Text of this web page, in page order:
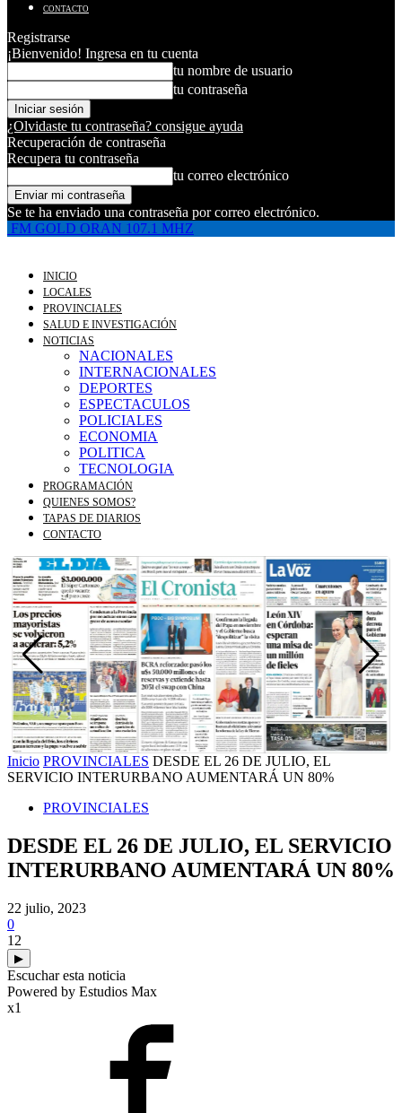
CONTACTO
Registrarse
¡Bienvenido! Ingresa en tu cuenta
tu nombre de usuario
tu contraseña
¿Olvidaste tu contraseña? consigue ayuda
Recuperación de contraseña
Recupera tu contraseña
tu correo electrónico
Se te ha enviado una contraseña por correo electrónico.
FM GOLD ORAN 107.1 MHZ
INICIO
LOCALES
PROVINCIALES
SALUD E INVESTIGACIÓN
NOTICIAS
NACIONALES
INTERNACIONALES
DEPORTES
ESPECTACULOS
POLICIALES
ECONOMIA
POLITICA
TECNOLOGIA
PROGRAMACIÓN
QUIENES SOMOS?
TAPAS DE DIARIOS
CONTACTO
Inicio PROVINCIALES DESDE EL 26 DE JULIO, EL
SERVICIO INTERURBANO AUMENTARÁ UN 80%
PROVINCIALES
DESDE EL 26 DE JULIO, EL SERVICIO
INTERURBANO AUMENTARÁ UN 80%
22 julio, 2023
0
12
▶
Escuchar esta noticia
Powered by Estudios Max
x1